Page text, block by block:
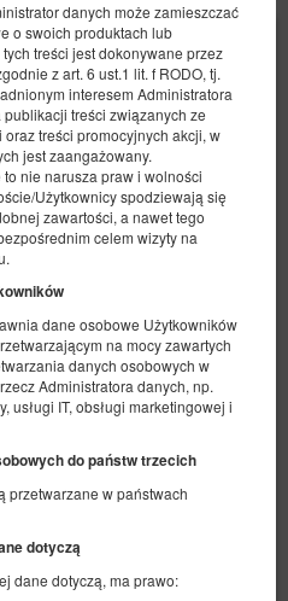
danych może zamieszczać
o swoich produktach lub
treści jest dokonywane przez
z art. 6 ust.1 lit. f RODO, tj.
interesem Administratora
treści związanych ze
oraz treści promocyjnych akcji, w
jest zaangażowany.
nie narusza praw i wolności
Użytkownicy spodziewają się
zawartości, a nawet tego
celem wizyty na
dane osobowe Użytkowników
na mocy zawartych
danych osobowych w
Administratora danych, np.
usługi IT, obsługi marketingowej i
do państw trzecich
przetwarzane w państwach
dotyczą
dane dotyczą, ma prawo:
1 sypialnia